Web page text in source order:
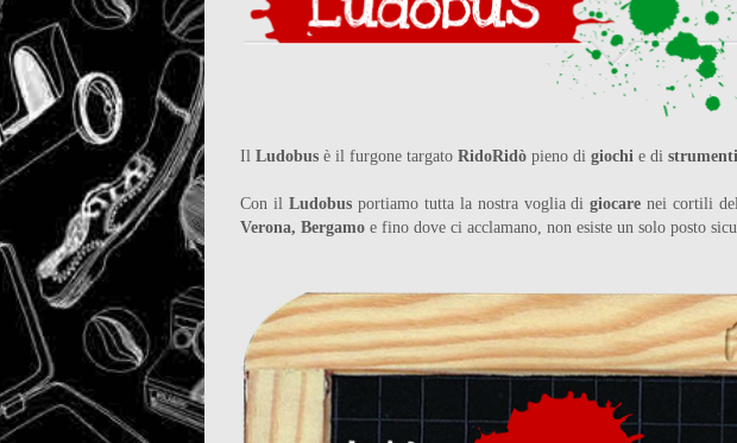
Il Ludobus è il furgone targato RidoRidò pieno di giochi e di
Con il Ludobusportiamo tutta la nostra voglia digiocare nei cortili
Verona, Bergamo e fino dove ci acclamano, non esiste un solo posto